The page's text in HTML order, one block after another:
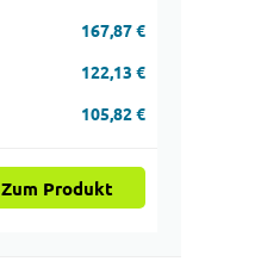
167,87 €
122,13 €
105,82 €
Zum Produkt